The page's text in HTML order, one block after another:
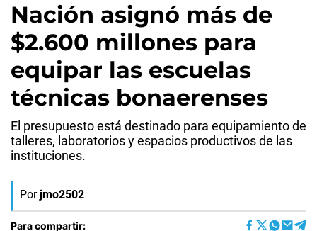
Nación asignó más de
$2.600 millones para
equipar las escuelas
técnicas bonaerenses
El presupuesto está destinado para equipamiento de
talleres, laboratorios y espacios productivos de las
instituciones.
Por jmo2502
Para compartir: